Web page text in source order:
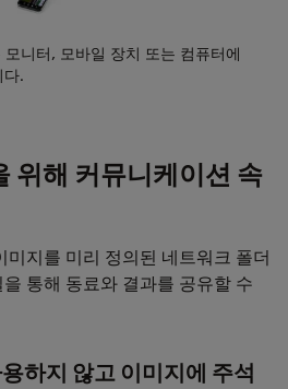
니터, 모바일 장치 또는 컴퓨터에
다.
위해 커뮤니케이션 속
지를 미리 정의된 네트워크 폴더
통해 동료와 결과를 공유할 수
하지 않고 이미지에 주석